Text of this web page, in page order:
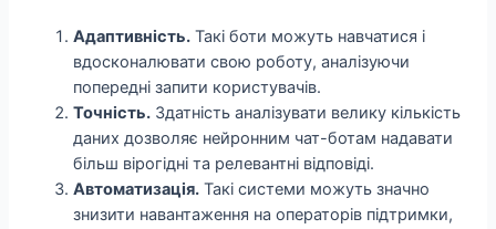
Адаптивність. Такі боти можуть навчатися і
вдосконалювати свою роботу, аналізуючи
попередні запити користувачів.
Точність. Здатність аналізувати велику кількість
даних дозволяє нейронним чат-ботам надавати
більш вірогідні та релевантні відповіді.
Автоматизація. Такі системи можуть значно
знизити навантаження на операторів підтримки,